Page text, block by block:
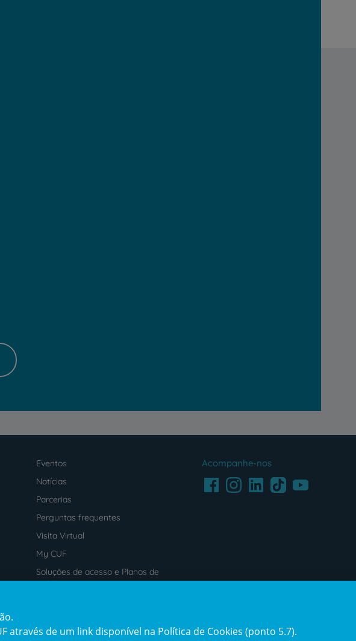
Eventos
Notícias
Parcerias
Perguntas frequentes
Visita Virtual
My CUF
Soluções de acesso e Planos de
saúde
Acompanhe-nos
FacebookInstagramLinkedInTikTokYoutube
Certificações
Reclamações e Elogios
de um link disponível na Política de Cookies (ponto 5.7).